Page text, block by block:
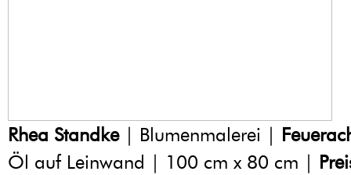
Rhea Standke | Blumenmalerei |
Öl auf Leinwand | 100 cm x 80 cm |